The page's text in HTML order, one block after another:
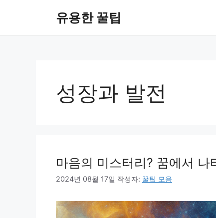
유용한 꿀팁
성장과 발전
마음의 미스터리? 꿈에서
2024년 08월 17일 작성자: 꿀팁 모음